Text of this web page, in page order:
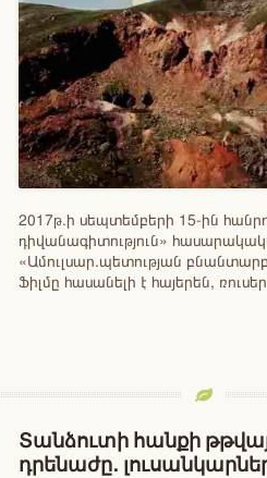
2017թ.ի սեպտեմբերի 15-ին
դիվանագիտություն»
«Ամուլսար.պետության
Ֆիլմը հասանելի է հայերեն,
Տանձուտի հանքի
դրենաժը․